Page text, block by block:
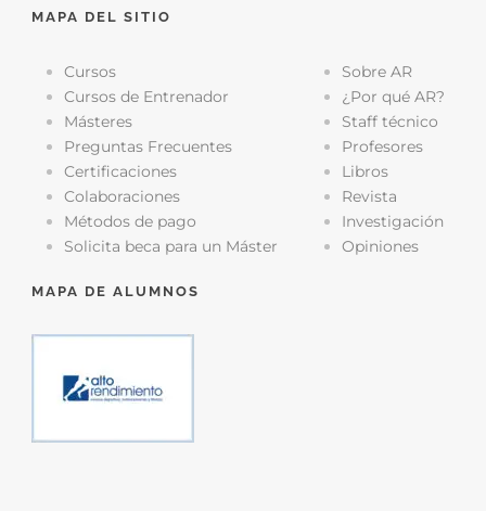
MAPA DEL SITIO
Cursos
Cursos de Entrenador
Másteres
Preguntas Frecuentes
Certificaciones
Colaboraciones
Métodos de pago
Solicita beca para un Máster
Sobre AR
¿Por qué AR?
Staff técnico
Profesores
Libros
Revista
Investigación
Opiniones
MAPA DE ALUMNOS